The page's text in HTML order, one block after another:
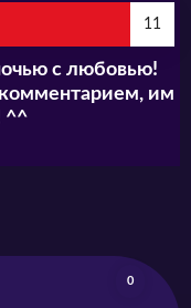
11
с любовью!
им
^^
0